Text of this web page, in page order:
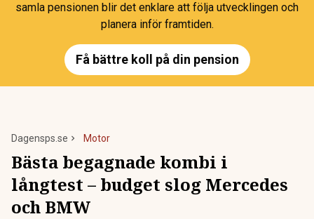
samla pensionen blir det enklare att följa utvecklingen och
planera inför framtiden.
Få bättre koll på din pension
Dagensps.se Motor
Bästa begagnade kombi i
långtest – budget slog Mercedes
och BMW